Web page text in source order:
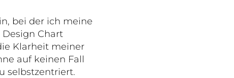
bei der ich meine
Chart
Klarheit meiner
auf keinen Fall
selbstzentriert.